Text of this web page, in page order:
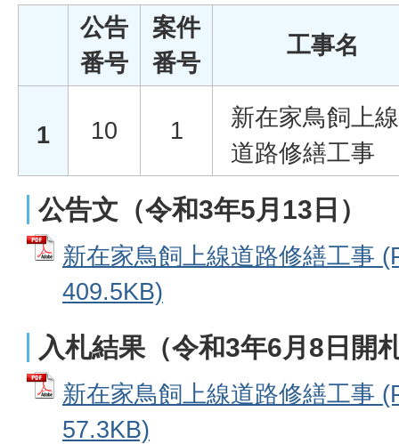
公告
番号
案件
番号
工事名
1 10 1
新在家鳥飼上線
道路修繕工事
公告文（令和3年5月13日）
新在家鳥飼上線道路修繕工事
409.5KB)
入札結果（令和3年6月8日開
新在家鳥飼上線道路修繕工事
57.3KB)